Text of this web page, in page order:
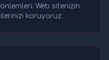
Web sitenizin
koruyoruz.